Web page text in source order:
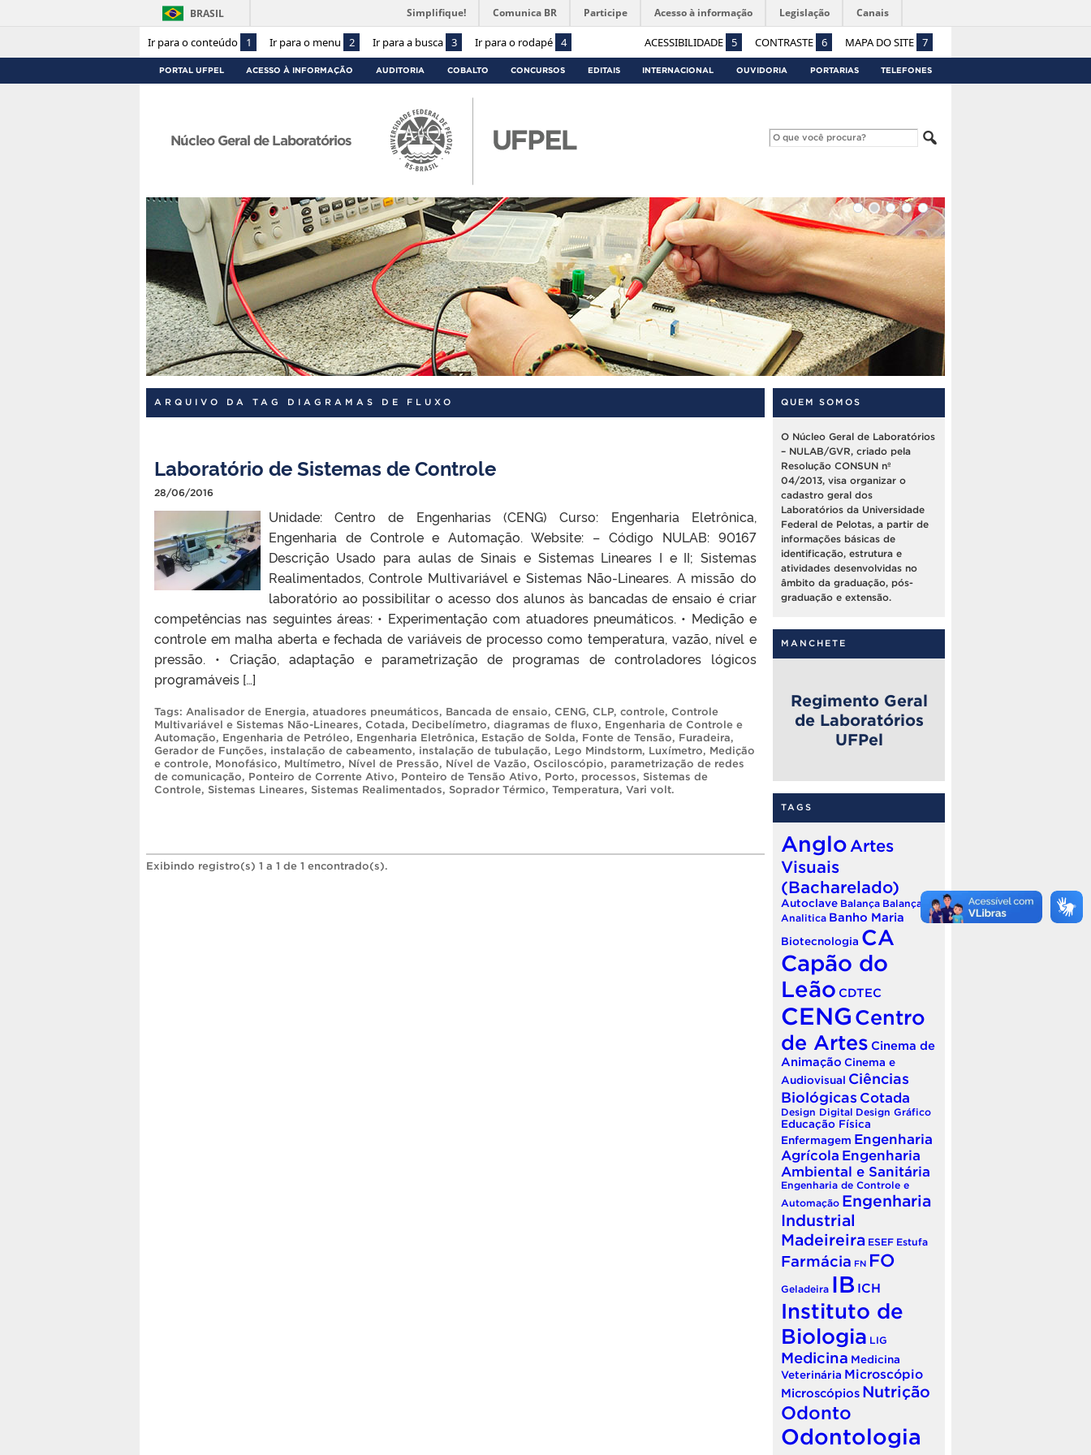
Ir para o conteúdo 1 Ir para o menu 2 Ir para a busca 3 Ir para o rodapé 4 ACESSIBILIDADE 5 CONTRASTE 6 MAPA DO SITE 7
BRASIL Simplifique! Comunica BR Participe Acesso à informação Legislação Canais
PORTAL UFPEL ACESSO À INFORMAÇÃO AUDITORIA COBALTO CONCURSOS EDITAIS INTERNACIONAL OUVIDORIA PORTARIAS TELEFONES
Núcleo Geral de Laboratórios
ARQUIVO DA TAG DIAGRAMAS DE FLUXO
Laboratório de Sistemas de Controle
28/06/2016
Unidade: Centro de Engenharias (CENG) Curso: Engenharia Eletrônica,
Engenharia de Controle e Automação. Website: – Código NULAB: 90167
Descrição Usado para aulas de Sinais e Sistemas Lineares I e II; Sistemas
Realimentados, Controle Multivariável e Sistemas Não-Lineares. A missão do
laboratório ao possibilitar o acesso dos alunos às bancadas de ensaio é criar
competências nas seguintes áreas: • Experimentação com atuadores pneumáticos. • Medição e
controle em malha aberta e fechada de variáveis de processo como temperatura, vazão, nível e
pressão. • Criação, adaptação e parametrização de programas de controladores lógicos
programáveis […]
Tags: Analisador de Energia, atuadores pneumáticos, Bancada de ensaio, CENG, CLP, controle, Controle
Multivariável e Sistemas Não-Lineares, Cotada, Decibelímetro, diagramas de fluxo, Engenharia de Controle e
Automação, Engenharia de Petróleo, Engenharia Eletrônica, Estação de Solda, Fonte de Tensão, Furadeira,
Gerador de Funções, instalação de cabeamento, instalação de tubulação, Lego Mindstorm, Luxímetro, Medição
e controle, Monofásico, Multímetro, Nível de Pressão, Nível de Vazão, Osciloscópio, parametrização de redes
de comunicação, Ponteiro de Corrente Ativo, Ponteiro de Tensão Ativo, Porto, processos, Sistemas de
Controle, Sistemas Lineares, Sistemas Realimentados, Soprador Térmico, Temperatura, Vari volt.
Exibindo registro(s) 1 a 1 de 1 encontrado(s).
QUEM SOMOS
O Núcleo Geral de Laboratórios
– NULAB/GVR, criado pela
Resolução CONSUN nº
04/2013, visa organizar o
cadastro geral dos
Laboratórios da Universidade
Federal de Pelotas, a partir de
informações básicas de
identificação, estrutura e
atividades desenvolvidas no
âmbito da graduação, pós-
graduação e extensão.
MANCHETE
Regimento Geral
de Laboratórios
UFPel
TAGS
Anglo Artes
Visuais
(Bacharelado)
Autoclave Balança Balança
Analitica Banho Maria
Biotecnologia CA
Capão do
Leão CDTEC
CENG Centro
de Artes Cinema de
Animação Cinema e
Audiovisual Ciências
Biológicas Cotada
Design Digital Design Gráfico
Educação Física
Enfermagem Engenharia
Agrícola Engenharia
Ambiental e Sanitária
Engenharia de Controle e
Automação Engenharia
Industrial
Madeireira ESEF Estufa
Farmácia FN FO
Geladeira IB ICH
Instituto de
Biologia LIG
Medicina Medicina
Veterinária Microscópio
Microscópios Nutrição
Odonto
Odontologia